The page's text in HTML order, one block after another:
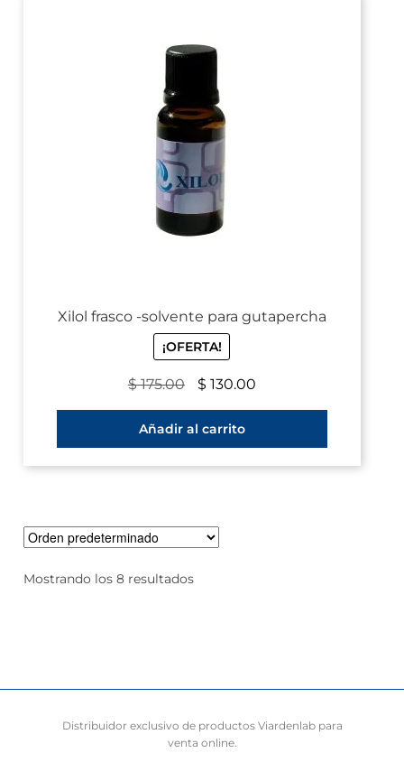
Xilol frasco -solvente para gutapercha
¡OFERTA!
$175.00 $ 130.00
Añadir al carrito
Mostrando los 8 resultados
Distribuidor exclusivo de productos Viardenlab para
venta online.